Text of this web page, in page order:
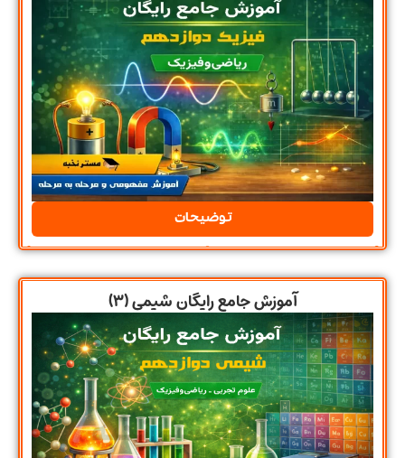
توضیحات
آموزش جامع رایگان شیمی (۳)